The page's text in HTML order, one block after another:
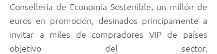
Conselleria de Economia Sostenible, un millón de
euros en promoción, desinados principamente a
invitar a miles de compradores VIP de países
objetivo del sector.